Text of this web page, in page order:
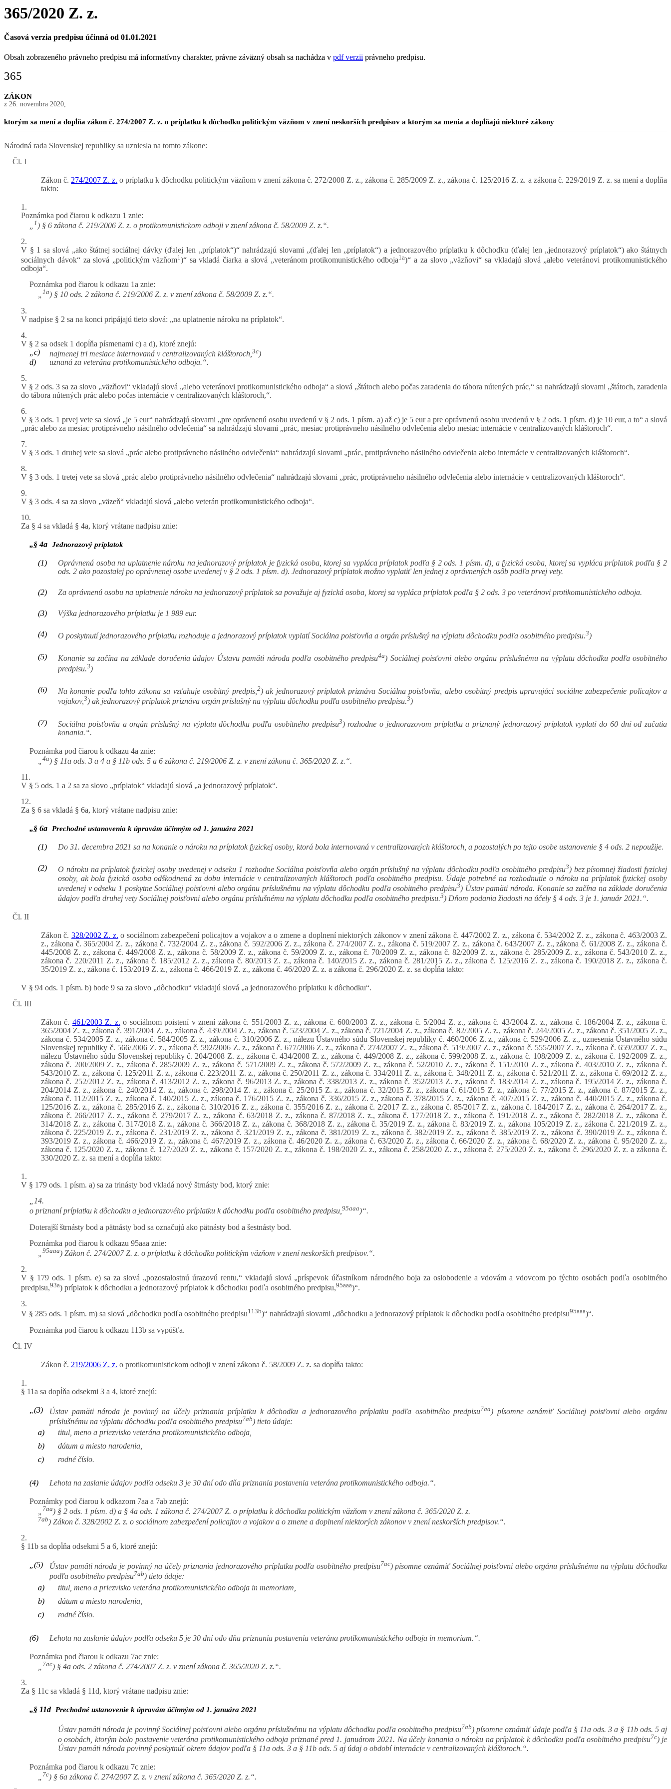
365/2020 Z. z.
Časová verzia predpisu účinná od 01.01.2021
Obsah zobrazeného právneho predpisu má informatívny charakter, právne záväzný obsah sa nachádza v pdf verzii právneho predpisu.
365
ZÁKON
z 26. novembra 2020,
ktorým sa mení a dopĺňa zákon č. 274/2007 Z. z. o príplatku k dôchodku politickým väzňom v znení neskorších predpisov a ktorým sa menia a dopĺňajú niektoré zákony
Národná rada Slovenskej republiky sa uzniesla na tomto zákone:
Čl. I
Zákon č. 274/2007 Z. z. o príplatku k dôchodku politickým väzňom v znení zákona č. 272/2008 Z. z., zákona č. 285/2009 Z. z., zákona č. 125/2016 Z. z. a zákona č. 229/2019 Z. z. sa mení a dopĺňa
takto:
1.
Poznámka pod čiarou k odkazu 1 znie:
1 ) § 6 zákona č. 219/2006 Z. z. o protikomunistickom odboji v znení zákona č. 58/2009 Z. z.“.
2.
V § 1 sa slová „ako štátnej sociálnej dávky (ďalej len „príplatok“)“ nahrádzajú slovami „(ďalej len „príplatok“) a jednorazového príplatku k dôchodku (ďalej len „jednorazový príplatok“) ako štátnych
sociálnych dávok“ za slová „politickým väzňom1)“ sa vkladá čiarka a slová „veteránom protikomunistického odboja1a)“ a za slovo „väzňovi“ sa vkladajú slová „alebo veteránovi protikomunistického
odboja“.
Poznámka pod čiarou k odkazu 1a znie:
„1a) § 10 ods. 2 zákona č. 219/2006 Z. z. v znení zákona č. 58/2009 Z. z.“.
3.
V nadpise § 2 sa na konci pripájajú tieto slová: „na uplatnenie nároku na príplatok“.
4.
V § 2 sa odsek 1 dopĺňa písmenami c) a d), ktoré znejú:
„c)
najmenej tri mesiace internovaná v centralizovaných kláštoroch, 3c)
d)
uznaná za veterána protikomunistického odboja.“.
5.
V § 2 ods. 3 sa za slovo „väzňovi“ vkladajú slová „alebo veteránovi protikomunistického odboja“ a slová „štátoch alebo počas zaradenia do tábora nútených prác,“ sa nahrádzajú slovami „štátoch, zaradenia
do tábora nútených prác alebo počas internácie v centralizovaných kláštoroch,“.
6.
V § 3 ods. 1 prvej vete sa slová „je 5 eur“ nahrádzajú slovami „pre oprávnenú osobu uvedenú v § 2 ods. 1 písm. a) až c) je 5 eur a pre oprávnenú osobu uvedenú v § 2 ods. 1 písm. d) je 10 eur, a to“ a slová
„prác alebo za mesiac protiprávneho násilného odvlečenia“ sa nahrádzajú slovami „prác, mesiac protiprávneho násilného odvlečenia alebo mesiac internácie v centralizovaných kláštoroch“.
7.
V § 3 ods. 1 druhej vete sa slová „prác alebo protiprávneho násilného odvlečenia“ nahrádzajú slovami „prác, protiprávneho násilného odvlečenia alebo internácie v centralizovaných kláštoroch“.
8.
V § 3 ods. 1 tretej vete sa slová „prác alebo protiprávneho násilného odvlečenia“ nahrádzajú slovami „prác, protiprávneho násilného odvlečenia alebo internácie v centralizovaných kláštoroch“.
9.
V § 3 ods. 4 sa za slovo „väzeň“ vkladajú slová „alebo veterán protikomunistického odboja“.
10.
Za § 4 sa vkladá § 4a, ktorý vrátane nadpisu znie:
„§ 4a Jednorazový príplatok
(1)
Oprávnená osoba na uplatnenie nároku na jednorazový príplatok je fyzická osoba, ktorej sa vypláca príplatok podľa § 2 ods. 1 písm. d), a fyzická osoba, ktorej sa vypláca príplatok podľa § 2
ods. 2 ako pozostalej po oprávnenej osobe uvedenej v § 2 ods. 1 písm. d). Jednorazový príplatok možno vyplatiť len jednej z oprávnených osôb podľa prvej vety.
(2) Za oprávnenú osobu na uplatnenie nároku na jednorazový príplatok sa považuje aj fyzická osoba, ktorej sa vypláca príplatok podľa § 2 ods. 3 po veteránovi protikomunistického odboja.
(3) Výška jednorazového príplatku je 1 989 eur.
(4) O poskytnutí jednorazového príplatku rozhoduje a jednorazový príplatok vyplatí Sociálna poisťovňa a orgán príslušný na výplatu dôchodku podľa osobitného predpisu.3)
(5) Konanie sa začína na základe doručenia údajov Ústavu pamäti národa podľa osobitného predpisu4a) Sociálnej poisťovni alebo orgánu príslušnému na výplatu dôchodku podľa osobitného
predpisu.3)
(6) Na konanie podľa tohto zákona sa vzťahuje osobitný predpis, 2) ak jednorazový príplatok priznáva Sociálna poisťovňa, alebo osobitný predpis upravujúci sociálne zabezpečenie policajtov a
vojakov,3) ak jednorazový príplatok priznáva orgán príslušný na výplatu dôchodku podľa osobitného predpisu.3)
(7) Sociálna poisťovňa a orgán príslušný na výplatu dôchodku podľa osobitného predpisu3) rozhodne o jednorazovom príplatku a priznaný jednorazový príplatok vyplatí do 60 dní od začatia
konania.“.
Poznámka pod čiarou k odkazu 4a znie:
4a) § 11a ods. 3 a 4 a § 11b ods. 5 a 6 zákona č. 219/2006 Z. z. v znení zákona č. 365/2020 Z. z.“.
11.
V § 5 ods. 1 a 2 sa za slovo „príplatok“ vkladajú slová „a jednorazový príplatok“.
12.
Za § 6 sa vkladá § 6a, ktorý vrátane nadpisu znie:
„§ 6a Prechodné ustanovenia k úpravám účinným od 1. januára 2021
(1) Do 31. decembra 2021 sa na konanie o nároku na príplatok fyzickej osoby, ktorá bola internovaná v centralizovaných kláštoroch, a pozostalých po tejto osobe ustanovenie § 4 ods. 2 nepoužije.
(2) O nároku na príplatok fyzickej osoby uvedenej v odseku 1 rozhodne Sociálna poisťovňa alebo orgán príslušný na výplatu dôchodku podľa osobitného predpisu3) bez písomnej žiadosti fyzickej
osoby, ak bola fyzická osoba odškodnená za dobu internácie v centralizovaných kláštoroch podľa osobitného predpisu. Údaje potrebné na rozhodnutie o nároku na príplatok fyzickej osoby
uvedenej v odseku 1 poskytne Sociálnej poisťovni alebo orgánu príslušnému na výplatu dôchodku podľa osobitného predpisu3) Ústav pamäti národa. Konanie sa začína na základe doručenia
údajov podľa druhej vety Sociálnej poisťovni alebo orgánu príslušnému na výplatu dôchodku podľa osobitného predpisu.3) Dňom podania žiadosti na účely § 4 ods. 3 je 1. január 2021.“.
Čl. II
Zákon č. 328/2002 Z. z. o sociálnom zabezpečení policajtov a vojakov a o zmene a doplnení niektorých zákonov v znení zákona č. 447/2002 Z. z., zákona č. 534/2002 Z. z., zákona č. 463/2003 Z.
z., zákona č. 365/2004 Z. z., zákona č. 732/2004 Z. z., zákona č. 592/2006 Z. z., zákona č. 274/2007 Z. z., zákona č. 519/2007 Z. z., zákona č. 643/2007 Z. z., zákona č. 61/2008 Z. z., zákona č.
445/2008 Z. z., zákona č. 449/2008 Z. z., zákona č. 58/2009 Z. z., zákona č. 59/2009 Z. z., zákona č. 70/2009 Z. z., zákona č. 82/2009 Z. z., zákona č. 285/2009 Z. z., zákona č. 543/2010 Z. z.,
zákona č. 220/2011 Z. z., zákona č. 185/2012 Z. z., zákona č. 80/2013 Z. z., zákona č. 140/2015 Z. z., zákona č. 281/2015 Z. z., zákona č. 125/2016 Z. z., zákona č. 190/2018 Z. z., zákona č.
35/2019 Z. z., zákona č. 153/2019 Z. z., zákona č. 466/2019 Z. z., zákona č. 46/2020 Z. z. a zákona č. 296/2020 Z. z. sa dopĺňa takto:
V § 94 ods. 1 písm. b) bode 9 sa za slovo „dôchodku“ vkladajú slová „a jednorazového príplatku k dôchodku“.
Čl. III
Zákon č. 461/2003 Z. z. o sociálnom poistení v znení zákona č. 551/2003 Z. z., zákona č. 600/2003 Z. z., zákona č. 5/2004 Z. z., zákona č. 43/2004 Z. z., zákona č. 186/2004 Z. z., zákona č.
365/2004 Z. z., zákona č. 391/2004 Z. z., zákona č. 439/2004 Z. z., zákona č. 523/2004 Z. z., zákona č. 721/2004 Z. z., zákona č. 82/2005 Z. z., zákona č. 244/2005 Z. z., zákona č. 351/2005 Z. z.,
zákona č. 534/2005 Z. z., zákona č. 584/2005 Z. z., zákona č. 310/2006 Z. z., nálezu Ústavného súdu Slovenskej republiky č. 460/2006 Z. z., zákona č. 529/2006 Z. z., uznesenia Ústavného súdu
Slovenskej republiky č. 566/2006 Z. z., zákona č. 592/2006 Z. z., zákona č. 677/2006 Z. z., zákona č. 274/2007 Z. z., zákona č. 519/2007 Z. z., zákona č. 555/2007 Z. z., zákona č. 659/2007 Z. z.,
nálezu Ústavného súdu Slovenskej republiky č. 204/2008 Z. z., zákona č. 434/2008 Z. z., zákona č. 449/2008 Z. z., zákona č. 599/2008 Z. z., zákona č. 108/2009 Z. z., zákona č. 192/2009 Z. z.,
zákona č. 200/2009 Z. z., zákona č. 285/2009 Z. z., zákona č. 571/2009 Z. z., zákona č. 572/2009 Z. z., zákona č. 52/2010 Z. z., zákona č. 151/2010 Z. z., zákona č. 403/2010 Z. z., zákona č.
543/2010 Z. z., zákona č. 125/2011 Z. z., zákona č. 223/2011 Z. z., zákona č. 250/2011 Z. z., zákona č. 334/2011 Z. z., zákona č. 348/2011 Z. z., zákona č. 521/2011 Z. z., zákona č. 69/2012 Z. z.,
zákona č. 252/2012 Z. z., zákona č. 413/2012 Z. z., zákona č. 96/2013 Z. z., zákona č. 338/2013 Z. z., zákona č. 352/2013 Z. z., zákona č. 183/2014 Z. z., zákona č. 195/2014 Z. z., zákona č.
204/2014 Z. z., zákona č. 240/2014 Z. z., zákona č. 298/2014 Z. z., zákona č. 25/2015 Z. z., zákona č. 32/2015 Z. z., zákona č. 61/2015 Z. z., zákona č. 77/2015 Z. z., zákona č. 87/2015 Z. z.,
zákona č. 112/2015 Z. z., zákona č. 140/2015 Z. z., zákona č. 176/2015 Z. z., zákona č. 336/2015 Z. z., zákona č. 378/2015 Z. z., zákona č. 407/2015 Z. z., zákona č. 440/2015 Z. z., zákona č.
125/2016 Z. z., zákona č. 285/2016 Z. z., zákona č. 310/2016 Z. z., zákona č. 355/2016 Z. z., zákona č. 2/2017 Z. z., zákona č. 85/2017 Z. z., zákona č. 184/2017 Z. z., zákona č. 264/2017 Z. z.,
zákona č. 266/2017 Z. z., zákona č. 279/2017 Z. z., zákona č. 63/2018 Z. z., zákona č. 87/2018 Z. z., zákona č. 177/2018 Z. z., zákona č. 191/2018 Z. z., zákona č. 282/2018 Z. z., zákona č.
314/2018 Z. z., zákona č. 317/2018 Z. z., zákona č. 366/2018 Z. z., zákona č. 368/2018 Z. z., zákona č. 35/2019 Z. z., zákona č. 83/2019 Z. z., zákona 105/2019 Z. z., zákona č. 221/2019 Z. z.,
zákona č. 225/2019 Z. z., zákona č. 231/2019 Z. z., zákona č. 321/2019 Z. z., zákona č. 381/2019 Z. z., zákona č. 382/2019 Z. z., zákona č. 385/2019 Z. z., zákona č. 390/2019 Z. z., zákona č.
393/2019 Z. z., zákona č. 466/2019 Z. z., zákona č. 467/2019 Z. z., zákona č. 46/2020 Z. z., zákona č. 63/2020 Z. z., zákona č. 66/2020 Z. z., zákona č. 68/2020 Z. z., zákona č. 95/2020 Z. z.,
zákona č. 125/2020 Z. z., zákona č. 127/2020 Z. z., zákona č. 157/2020 Z. z., zákona č. 198/2020 Z. z., zákona č. 258/2020 Z. z., zákona č. 275/2020 Z. z., zákona č. 296/2020 Z. z. a zákona č.
330/2020 Z. z. sa mení a dopĺňa takto:
1.
V § 179 ods. 1 písm. a) sa za trinásty bod vkladá nový štrnásty bod, ktorý znie:
„14.
o priznaní príplatku k dôchodku a jednorazového príplatku k dôchodku podľa osobitného predpisu,95aaa)“.
Doterajší štrnásty bod a pätnásty bod sa označujú ako pätnásty bod a šestnásty bod.
Poznámka pod čiarou k odkazu 95aaa znie:
95aaa) Zákon č. 274/2007 Z. z. o príplatku k dôchodku politickým väzňom v znení neskorších predpisov.“.
2.
V § 179 ods. 1 písm. e) sa za slová „pozostalostnú úrazovú rentu,“ vkladajú slová „príspevok účastníkom národného boja za oslobodenie a vdovám a vdovcom po týchto osobách podľa osobitného
predpisu,93a) príplatok k dôchodku a jednorazový príplatok k dôchodku podľa osobitného predpisu,95aaa)“.
3.
V § 285 ods. 1 písm. m) sa slová „dôchodku podľa osobitného predpisu113b)“ nahrádzajú slovami „dôchodku a jednorazový príplatok k dôchodku podľa osobitného predpisu95aaa)“.
Poznámka pod čiarou k odkazu 113b sa vypúšťa.
Čl. IV
Zákon č. 219/2006 Z. z. o protikomunistickom odboji v znení zákona č. 58/2009 Z. z. sa dopĺňa takto:
1.
§ 11a sa dopĺňa odsekmi 3 a 4, ktoré znejú:
„(3) Ústav pamäti národa je povinný na účely priznania príplatku k dôchodku a jednorazového príplatku podľa osobitného predpisu7aa) písomne oznámiť Sociálnej poisťovni alebo orgánu
príslušnému na výplatu dôchodku podľa osobitného predpisu7ab) tieto údaje:
a)
titul, meno a priezvisko veterána protikomunistického odboja,
b)
dátum a miesto narodenia,
c)
rodné číslo.
(4) Lehota na zaslanie údajov podľa odseku 3 je 30 dní odo dňa priznania postavenia veterána protikomunistického odboja.“.
Poznámky pod čiarou k odkazom 7aa a 7ab znejú:
„ 7aa) § 2 ods. 1 písm. d) a § 4a ods. 1 zákona č. 274/2007 Z. o príplatku k dôchodku politickým väzňom v znení zákona č. 365/2020 Z. z.
7ab) Zákon č. 328/2002 Z. z. o sociálnom zabezpečení policajtov a vojakov a o zmene a doplnení niektorých zákonov v znení neskorších predpisov.“.
2.
§ 11b sa dopĺňa odsekmi 5 a 6, ktoré znejú:
„(5) Ústav pamäti národa je povinný na účely priznania jednorazového príplatku podľa osobitného predpisu7ac) písomne oznámiť Sociálnej poisťovni alebo orgánu príslušnému na výplatu dôchodku
podľa osobitného predpisu7ab) tieto údaje:
a)
titul, meno a priezvisko veterána protikomunistického odboja in memoriam,
b)
dátum a miesto narodenia,
c)
rodné číslo.
(6) Lehota na zaslanie údajov podľa odseku 5 je 30 dní odo dňa priznania postavenia veterána protikomunistického odboja in memoriam.“.
Poznámka pod čiarou k odkazu 7ac znie:
7ac) § 4a ods. 2 zákona č. 274/2007 Z. z. v znení zákona č. 365/2020 Z. z.“.
3.
Za § 11c sa vkladá § 11d, ktorý vrátane nadpisu znie:
„§ 11d Prechodné ustanovenie k úpravám účinným od 1. januára 2021
Ústav pamäti národa je povinný Sociálnej poisťovni alebo orgánu príslušnému na výplatu dôchodku podľa osobitného predpisu7ab) písomne oznámiť údaje podľa § 11a ods. 3 a § 11b ods. 5 aj
o osobách, ktorým bolo postavenie veterána protikomunistického odboja priznané pred 1. januárom 2021. Na účely konania o nároku na príplatok k dôchodku podľa osobitného predpisu7c) je
Ústav pamäti národa povinný poskytnúť okrem údajov podľa § 11a ods. 3 a § 11b ods. 5 aj údaj o období internácie v centralizovaných kláštoroch.“.
Poznámka pod čiarou k odkazu 7c znie:
7c) § 6a zákona č. 274/2007 Z. z. v znení zákona č. 365/2020 Z. z.“.